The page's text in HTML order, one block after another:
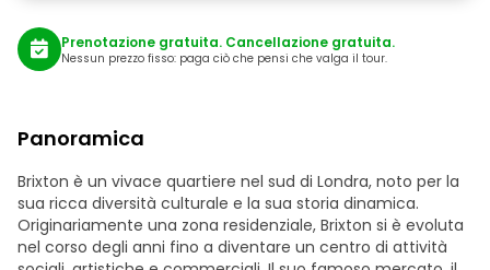
Prenotazione gratuita. Cancellazione gratuita.
Nessun prezzo fisso: paga ciò che pensi che valga il tour.
Panoramica
Brixton è un vivace quartiere nel sud di Londra, noto per la
sua ricca diversità culturale e la sua storia dinamica.
Originariamente una zona residenziale, Brixton si è evoluta
nel corso degli anni fino a diventare un centro di attività